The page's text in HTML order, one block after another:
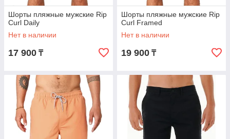
Шорты пляжные мужские Rip
Curl Daily
Нет в наличии
17 900 ₸
Шорты пляжные мужские Rip
Curl Framed
Нет в наличии
19 900 ₸